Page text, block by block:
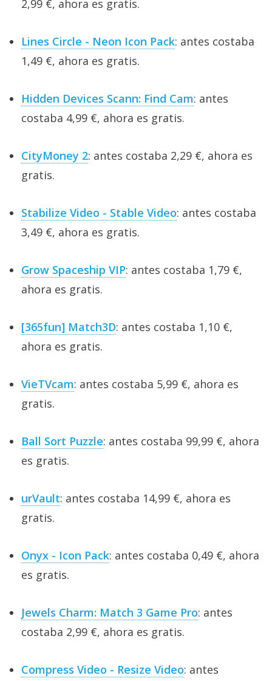
2,99 €, ahora es gratis.
Lines Circle - Neon Icon Pack: antes costaba
1,49 €, ahora es gratis.
Hidden Devices Scann: Find Cam: antes
costaba 4,99 €, ahora es gratis.
CityMoney 2: antes costaba 2,29 €, ahora es
gratis.
Stabilize Video - Stable Video: antes costaba
3,49 €, ahora es gratis.
Grow Spaceship VIP: antes costaba 1,79 €,
ahora es gratis.
[365fun] Match3D: antes costaba 1,10 €,
ahora es gratis.
VieTVcam: antes costaba 5,99 €, ahora es
gratis.
Ball Sort Puzzle: antes costaba 99,99 €, ahora
es gratis.
urVault: antes costaba 14,99 €, ahora es
gratis.
Onyx - Icon Pack: antes costaba 0,49 €, ahora
es gratis.
Jewels Charm: Match 3 Game Pro: antes
costaba 2,99 €, ahora es gratis.
Compress Video - Resize Video: antes